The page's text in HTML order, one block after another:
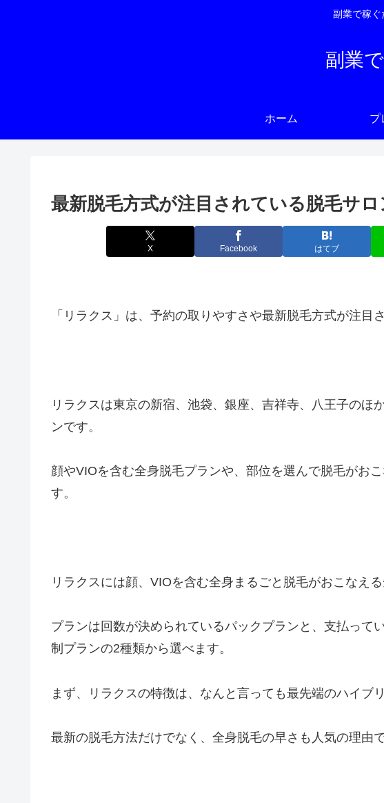
副業で稼ぐ
副業
ホーム プ
最新脱毛方式が注目されている脱毛サロ
X Facebook はてブ
「リラクス」は、予約の取りやすさや最新脱毛方式が注目
リラクスは東京の新宿、池袋、銀座、吉祥寺、八王子のほ
ンです。
顔やVIOを含む全身脱毛プランや、部位を選んで脱毛がお
す。
リラクスには顔、VIOを含む全身まるごと脱毛がおこなえ
プランは回数が決められているパックプランと、支払って
制プランの2種類から選べます。
まず、リラクスの特徴は、なんと言っても最先端のハイブ
最新の脱毛方法だけでなく、全身脱毛の早さも人気の理由で